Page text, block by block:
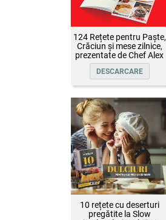
124 Rețete pentru Paște,
Crăciun și mese zilnice,
prezentate de Chef Alex
Cîrțu și invitații săi
DESCARCARE
10 rețete cu deserturi
pregătite la Slow